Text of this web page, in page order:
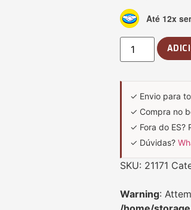
Até 12x
✓ Envio para
✓ Compra no
✓ Fora do ES?
✓ Dúvidas?
SKU: 21171
Warning: